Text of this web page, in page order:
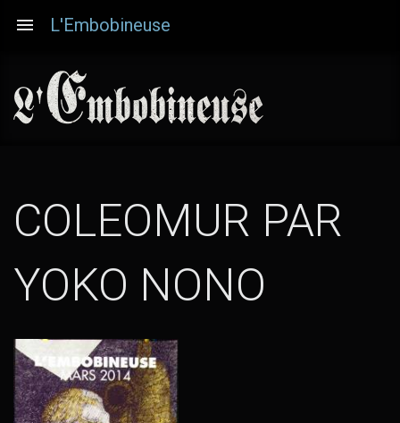
principal
L'Embobineuse
COLEOMUR PAR
YOKO NONO